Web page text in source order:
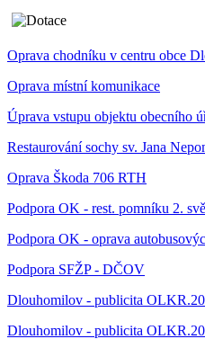
Oprava chodníku v centru obce
Oprava místní komunikace
Úprava vstupu objektu obecního
Restaurování sochy sv. Jana
Oprava Škoda 706 RTH
Podpora OK - rest. pomníku 2.
Podpora OK - oprava
Podpora SFŽP - DČOV
Dlouhomilov - publicita
Dlouhomilov - publicita